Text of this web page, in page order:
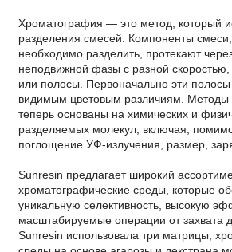
Хроматография — это метод, который
разделения смесей. Компоненты
необходимо разделить, протекают
неподвижной фазы с разной скоростью,
или полосы. Первоначально эти
видимым цветовым различиям. Методы
теперь основаны на химических и
разделяемых молекул, включая, помимо
поглощение УФ-излучения, размер,
Sunresin предлагает широкий
хроматографические среды, которые
уникальную селективность, высокую
масштабируемые операции от захвата
Sunresin использовала три матрицы,